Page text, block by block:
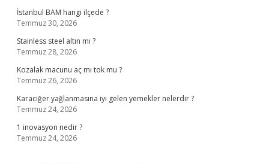
İstanbul BAM hangi ilçede ?
Temmuz 30, 2026
Stainless steel altın mı ?
Temmuz 28, 2026
Kozalak macunu aç mı tok mu ?
Temmuz 26, 2026
Karaciğer yağlanmasına iyi gelen yemekler nelerdir ?
Temmuz 24, 2026
1 inovasyon nedir ?
Temmuz 24, 2026